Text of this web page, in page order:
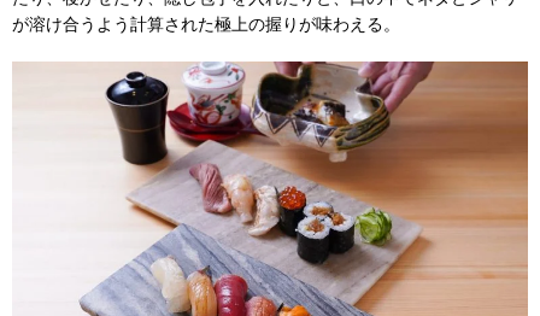
が溶け合うよう計算された極上の握りが味わえる。